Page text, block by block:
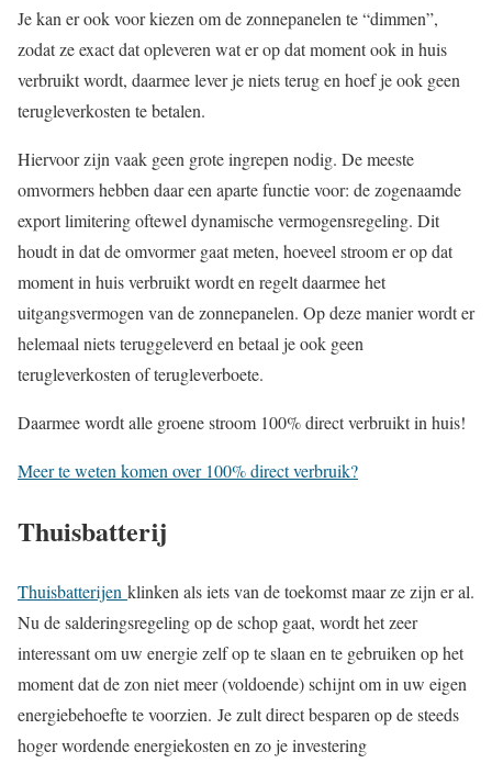
Je kan er ook voor kiezen om de zonnepanelen te “dimmen”,
zodat ze exact dat opleveren wat er op dat moment ook in huis
verbruikt wordt, daarmee lever je niets terug en hoef je ook geen
terugleverkosten te betalen.
Hiervoor zijn vaak geen grote ingrepen nodig. De meeste
omvormers hebben daar een aparte functie voor: de zogenaamde
export limitering oftewel dynamische vermogensregeling. Dit
houdt in dat de omvormer gaat meten, hoeveel stroom er op dat
moment in huis verbruikt wordt en regelt daarmee het
uitgangsvermogen van de zonnepanelen. Op deze manier wordt er
helemaal niets teruggeleverd en betaal je ook geen
terugleverkosten of terugleverboete.
Daarmee wordt alle groene stroom 100% direct verbruikt in huis!
Meer te weten komen over 100% direct verbruik?
Thuisbatterij
Thuisbatterijen klinken als iets van de toekomst maar ze zijn er al.
Nu de salderingsregeling op de schop gaat, wordt het zeer
interessant om uw energie zelf op te slaan en te gebruiken op het
moment dat de zon niet meer (voldoende) schijnt om in uw eigen
energiebehoefte te voorzien. Je zult direct besparen op de steeds
hoger wordende energiekosten en zo je investering